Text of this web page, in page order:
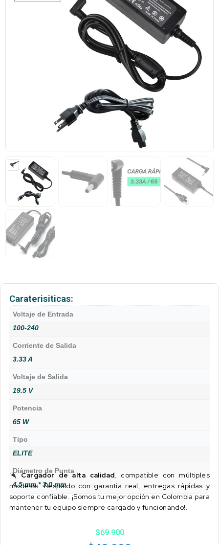
Caraterisiticas:
Voltaje de Entrada
100-240
Corriente de Salida
3.33 A
Voltaje de Salida
19.5 V
Potencia
65 W
Tipo
ELITE
Diámetro de Punta
4.5 mm * 3.0 mm
Cargador de alta calidad, compatible con múltiples
modelos. Respaldo con garantía real, entregas rápidas y
soporte confiable. ¡Somos tu mejor opción en Colombia para
mantener tu equipo siempre cargado y funcionando!.
$69.900